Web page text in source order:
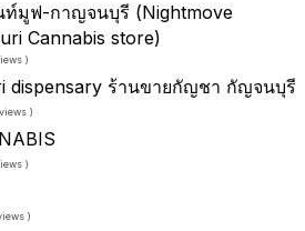
มูฟ-กาญจนบุรี (Nightmove
Cannabis store)
)
dispensary ร้านขายกัญชา กัญจนบุรี
)
)
)